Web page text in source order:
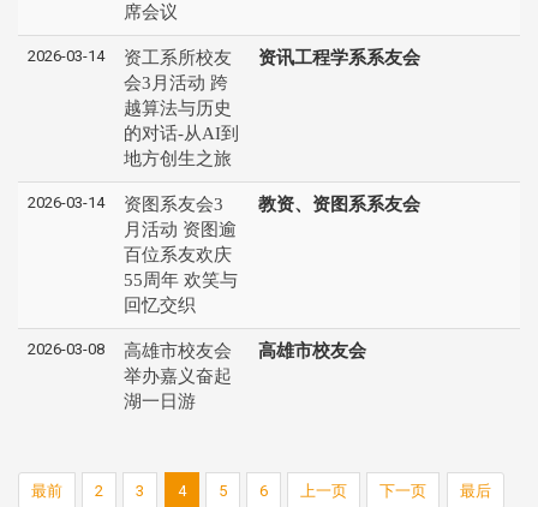
席会议
2026-03-14
资工系所校友
会3月活动 跨
越算法与历史
的对话-从AI到
地方创生之旅
资讯工程学系系友会
2026-03-14
资图系友会3
月活动 资图逾
百位系友欢庆
55周年 欢笑与
回忆交织
教资、资图系系友会
2026-03-08
高雄市校友会
举办嘉义奋起
湖一日游
高雄市校友会
最前 2 3 4 5 6 上一页 下一页 最后